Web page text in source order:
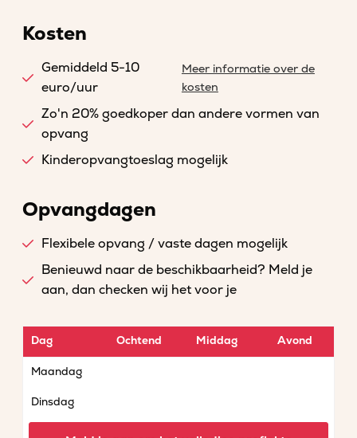
Kosten
Gemiddeld 5-10
euro/uur
Meer informatie over de
kosten
Zo'n 20% goedkoper dan andere vormen van
opvang
Kinderopvangtoeslag mogelijk
Opvangdagen
Flexibele opvang / vaste dagen mogelijk
Benieuwd naar de beschikbaarheid? Meld je
aan, dan checken wij het voor je
Dag Ochtend Middag Avond
Maandag
Dinsdag